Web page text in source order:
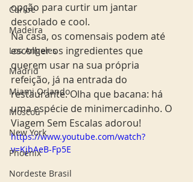
Caribe
Madeira
Los Angeles
Madrid
Miami Orlando
Moscou
New York
Phoenix
Nordeste Brasil
opção para curtir um jantar
descolado e cool.
Na casa, os comensais podem até
escolher os ingredientes que
querem usar na sua própria
refeição, já na entrada do
restaurante. Olha que bacana: há
uma espécie de minimercadinho. O
Viagem Sem Escalas adorou!
https://www.youtube.com/watch?
v=KjbAeB-Fp5E